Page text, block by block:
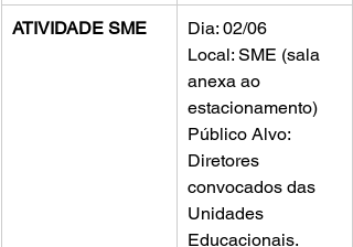
ATIVIDADE SME
Dia: 02/06
Local: SME (sala
anexa ao
estacionamento)
Público Alvo:
Diretores
convocados das
Unidades
Educacionais.